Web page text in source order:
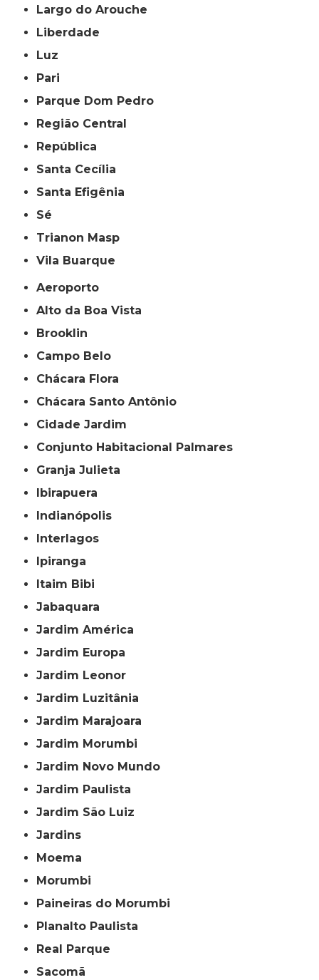
Largo do Arouche
Liberdade
Luz
Pari
Parque Dom Pedro
Região Central
República
Santa Cecília
Santa Efigênia
Sé
Trianon Masp
Vila Buarque
Aeroporto
Alto da Boa Vista
Brooklin
Campo Belo
Chácara Flora
Chácara Santo Antônio
Cidade Jardim
Conjunto Habitacional Palmares
Granja Julieta
Ibirapuera
Indianópolis
Interlagos
Ipiranga
Itaim Bibi
Jabaquara
Jardim América
Jardim Europa
Jardim Leonor
Jardim Luzitânia
Jardim Marajoara
Jardim Morumbi
Jardim Novo Mundo
Jardim Paulista
Jardim São Luiz
Jardins
Moema
Morumbi
Paineiras do Morumbi
Planalto Paulista
Real Parque
Sacomã